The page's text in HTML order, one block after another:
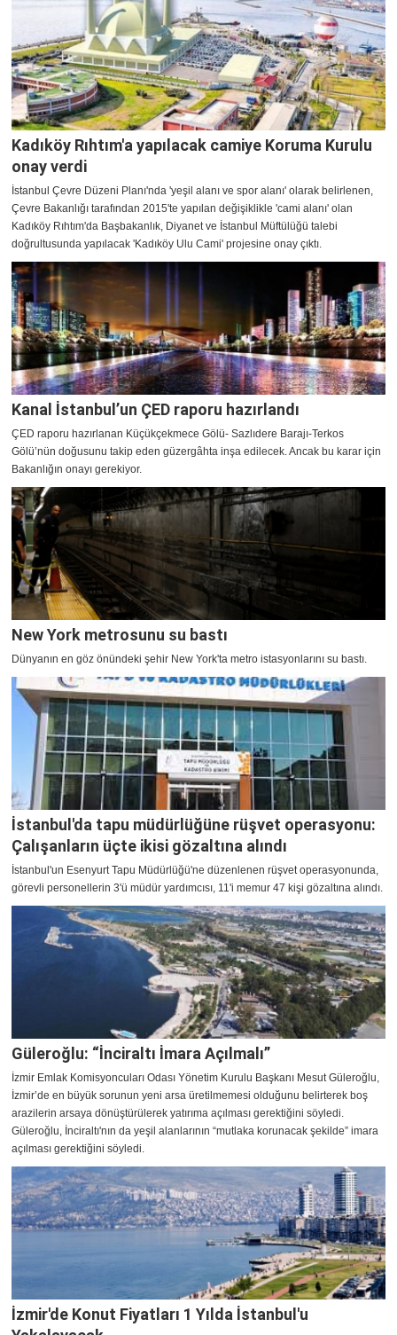
Kadıköy Rıhtım'a yapılacak camiye Koruma Kurulu
onay verdi
İstanbul Çevre Düzeni Planı'nda 'yeşil alanı ve spor alanı' olarak belirlenen,
Çevre Bakanlığı tarafından 2015'te yapılan değişiklikle 'cami alanı' olan
Kadıköy Rıhtım'da Başbakanlık, Diyanet ve İstanbul Müftülüğü talebi
doğrultusunda yapılacak 'Kadıköy Ulu Cami' projesine onay çıktı.
Kanal İstanbul’un ÇED raporu hazırlandı
ÇED raporu hazırlanan Küçükçekmece Gölü- Sazlıdere Barajı-Terkos
Gölü’nün doğusunu takip eden güzergâhta inşa edilecek. Ancak bu karar için
Bakanlığın onayı gerekiyor.
New York metrosunu su bastı
Dünyanın en göz önündeki şehir New York'ta metro istasyonlarını su bastı.
İstanbul'da tapu müdürlüğüne rüşvet operasyonu:
Çalışanların üçte ikisi gözaltına alındı
İstanbul'un Esenyurt Tapu Müdürlüğü'ne düzenlenen rüşvet operasyonunda,
görevli personellerin 3'ü müdür yardımcısı, 11'i memur 47 kişi gözaltına alındı.
Güleroğlu: “İnciraltı İmara Açılmalı”
İzmir Emlak Komisyoncuları Odası Yönetim Kurulu Başkanı Mesut Güleroğlu,
İzmir’de en büyük sorunun yeni arsa üretilmemesi olduğunu belirterek boş
arazilerin arsaya dönüştürülerek yatırıma açılması gerektiğini söyledi.
Güleroğlu, İnciraltı'nın da yeşil alanlarının “mutlaka korunacak şekilde” imara
açılması gerektiğini söyledi.
İzmir'de Konut Fiyatları 1 Yılda İstanbul'u